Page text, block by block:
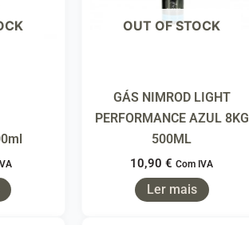
OUT OF STOCK
GÁS NIMROD LIGHT
PERFORMANCE AZUL 8KG
500ML
10,90€ Com IVA
Ler mais